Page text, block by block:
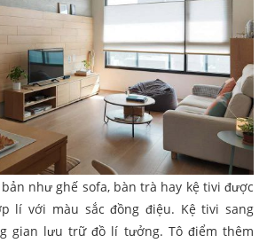
như ghế sofa, bàn trà hay kệ tivi được
lí với màu sắc đồng điệu. Kệ tivi sang
gian lưu trữ đồ lí tưởng. Tô điểm thêm